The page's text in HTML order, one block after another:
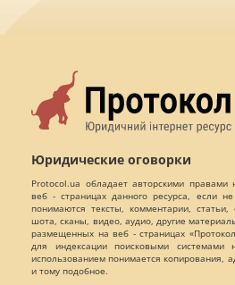
Юридические оговорки
Protocol.ua обладает авторскими
веб - страницах данного ресурса, если
понимаются тексты, комментарии,
шота, сканы, видео, аудио, другие
размещенных на веб - страницах
для индексации поисковыми
использованием понимается копирования,
и тому подобное.